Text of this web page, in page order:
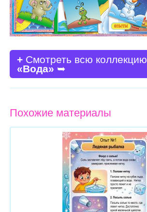
+ Смотреть всю коллекцию
«Вода» ➥
Похожие материалы